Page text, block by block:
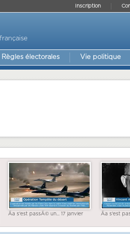
Inscription
Règles électorales Vie politique
Ãa s'est passÃ© un... 17 janvier Ãa s'est